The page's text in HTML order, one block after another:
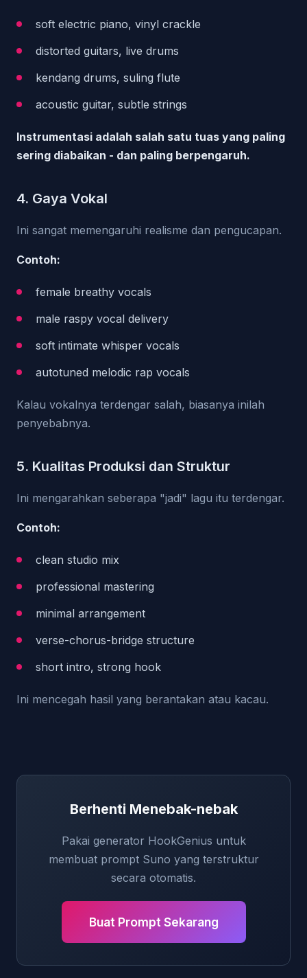
soft electric piano, vinyl crackle
distorted guitars, live drums
kendang drums, suling flute
acoustic guitar, subtle strings
Instrumentasi adalah salah satu tuas yang paling
sering diabaikan - dan paling berpengaruh.
4. Gaya Vokal
Ini sangat memengaruhi realisme dan pengucapan.
Contoh:
female breathy vocals
male raspy vocal delivery
soft intimate whisper vocals
autotuned melodic rap vocals
Kalau vokalnya terdengar salah, biasanya inilah
penyebabnya.
5. Kualitas Produksi dan Struktur
Ini mengarahkan seberapa "jadi" lagu itu terdengar.
Contoh:
clean studio mix
professional mastering
minimal arrangement
verse-chorus-bridge structure
short intro, strong hook
Ini mencegah hasil yang berantakan atau kacau.
Berhenti Menebak-nebak
Pakai generator HookGenius untuk
membuat prompt Suno yang terstruktur
secara otomatis.
Buat Prompt Sekarang